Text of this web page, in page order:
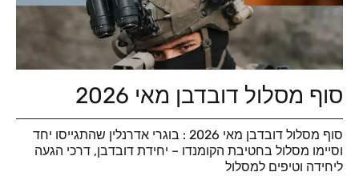
סוף מסלול דובדבן מאי 2026
סוף מסלול דובדבן מאי 2026 : בוגרי אדרנלין שהתגייסו יחד
וסיימו מסלול בחטיבת הקומנדו – יחידת דובדבן, דרכי הגעה
ליחידה וטיפים למסלול